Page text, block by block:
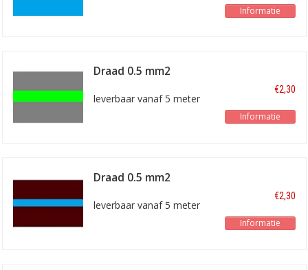
Informatie
Draad 0.5 mm2
leverbaar vanaf 5 meter
€2,30
Informatie
Draad 0.5 mm2
leverbaar vanaf 5 meter
€2,30
Informatie